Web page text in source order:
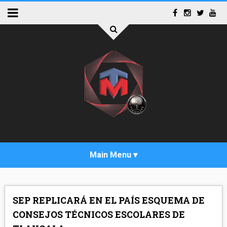
SEP REPLICARÁ EN EL PAÍS ESQUEMA DE
CONSEJOS TÉCNICOS ESCOLARES DE